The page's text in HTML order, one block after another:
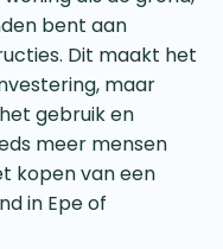
bent aan
Dit maakt het
maar
gebruik en
meer mensen
kopen van een
in Epe of